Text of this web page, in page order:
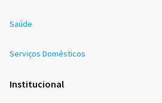
Saúde
Serviços Domésticos
Institucional